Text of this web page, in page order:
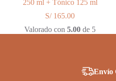
250 ml + Tónico 125 ml
S/165.00
Valorado con5.00 de 5
Envío